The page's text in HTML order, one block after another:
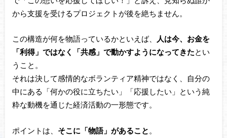
から支援を受けるプロジェクトが後を絶ちません。
この構造が何を物語っているかといえば、
人は今、お金を
「利得」ではなく「共感」で動かすようになってきたとい
うこと。
それは決して感情的なボランティア精神ではなく、自分の
中にある「何かの役に立ちたい」「応援したい」という純
粋な動機を通じた経済活動の一形態です。
ポイントは、 そこに「物語」があること 。